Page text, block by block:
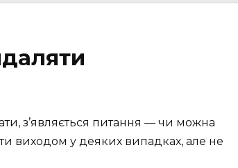
з’являється питання — чи можна
виходом у деяких випадках, але не